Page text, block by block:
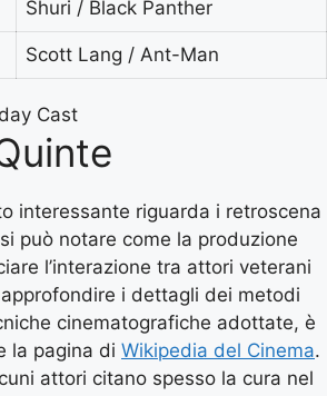
Shuri / Black Panther
Scott Lang / Ant-Man
interessante riguarda i retroscena
può notare come la produzione
l’interazione tra attori veterani
i dettagli dei metodi
cinematografiche adottate, è
la pagina di Wikipedia del Cinema.
attori citano spesso la cura nel